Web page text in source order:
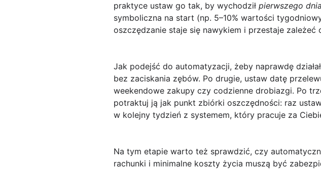
praktyce ustaw go tak, by wychodził pierwszego
symboliczna na start (np. 5–10% wartości
oszczędzanie staje się nawykiem i przestaje zależeć
Jak podejść do automatyzacji, żeby naprawdę
bez zaciskania zębów. Po drugie, ustaw datę
weekendowe zakupy czy codzienne drobiazgi. Po
potraktuj ją jak punkt zbiórki oszczędności: raz
w kolejny tydzień z systemem, który pracuje za
Na tym etapie warto też sprawdzić, czy
rachunki i minimalne koszty życia muszą być